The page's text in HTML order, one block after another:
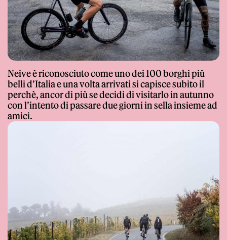
Giornale
Stelbel un marchio registrato di Cicli Corsa S.r.l.
Partita IVA IT02445060185
Neive è riconosciuto come uno dei 100 borghi più
belli d’Italia e una volta arrivati si capisce subito il
perchè, ancor di più se decidi di visitarlo in autunno
con l’intento di passare due giorni in sella insieme ad
amici.